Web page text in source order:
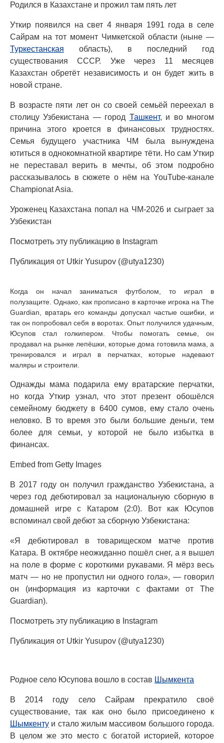
Родился в Казахстане и прожил там пять лет
Уткир появился на свет 4 января 1991 года в селе
Сайрам на тот момент Чимкетской области (ныне —
Туркестанская область), в последний год
существования СССР. Уже через 11 месяцев
Казахстан обретёт независимость и он будет жить в
новой стране.
В возрасте пяти лет он со своей семьёй переехал в
столицу Узбекистана — город Ташкент, и во многом
причина этого кроется в финансовых трудностях.
Семья будущего участника ЧМ была вынуждена
ютиться в однокомнатной квартире тёти. Но сам Уткир
не переставал верить в мечты, об этом подробно
рассказывалось в сюжете о нём на YouTube-канале
Championat Asia.
Уроженец Казахстана попал на ЧМ-2026 и сыграет за
Узбекистан
Посмотреть эту публикацию в Instagram
Публикация от Utkir Yusupov (@utya1230)
Когда он начал заниматься футболом, то играл в
полузащите. Однако, как прописано в карточке игрока на The
Guardian, вратарь его команды допускал частые ошибки, и
так он попробовал себя в воротах. Опыт получился удачным,
Юсупов стал голкипером. Чтобы помогать семье, он
продавал на рынке лепёшки, которые дома готовила мама, а
тренировался и играл в перчатках, которые надевают
маляры и строители.
Однажды мама подарила ему вратарские перчатки,
но когда Уткир узнал, что этот презент обошёлся
семейному бюджету в 6400 сумов, ему стало очень
неловко. В то время это были большие деньги, тем
более для семьи, у которой не было избытка в
финансах.
Embed from Getty Images
В 2017 году он получил гражданство Узбекистана, а
через год дебютировал за национальную сборную в
домашней игре с Катаром (2:0). Вот как Юсупов
вспоминал свой дебют за сборную Узбекистана:
«Я дебютировал в товарищеском матче против
Катара. В октябре неожиданно пошёл снег, а я вышел
на поле в форме с короткими рукавами. Я мёрз весь
матч — но не пропустил ни одного гола», — говорил
он (информация из карточки с фактами от The
Guardian).
Посмотреть эту публикацию в Instagram
Публикация от Utkir Yusupov (@utya1230)
Родное село Юсупова вошло в состав Шымкента
В 2014 году село Сайрам прекратило своё
существование, так как оно было присоединено к
Шымкенту и стало жилым массивом большого города.
В целом же это место с богатой историей, которое